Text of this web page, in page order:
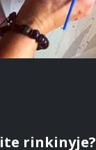
rinkinyje?